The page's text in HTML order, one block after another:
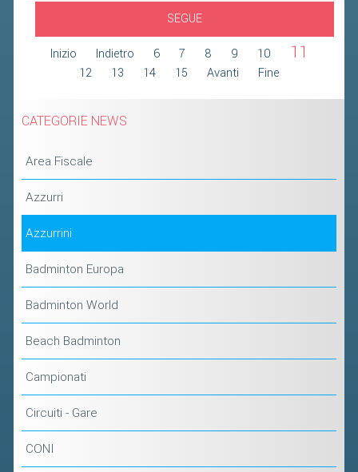
SEGUE
Inizio Indietro 6 7 8 9 10 11
12 13 14 15 Avanti Fine
CATEGORIE NEWS
Area Fiscale
Azzurri
Azzurrini
Badminton Europa
Badminton World
Beach Badminton
Campionati
Circuiti - Gare
CONI
2023
2022
2018